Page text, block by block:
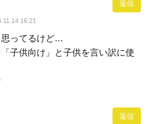
返信
16:21
ってるけど…
子供向け」と子供を言い訳に使
返信